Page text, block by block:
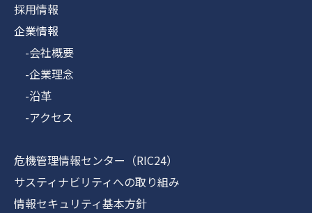
採用情報
企業情報
-会社概要
-企業理念
-沿革
-アクセス
危機管理情報センター（RIC24）
サスティナビリティへの取り組み
情報セキュリティ基本方針